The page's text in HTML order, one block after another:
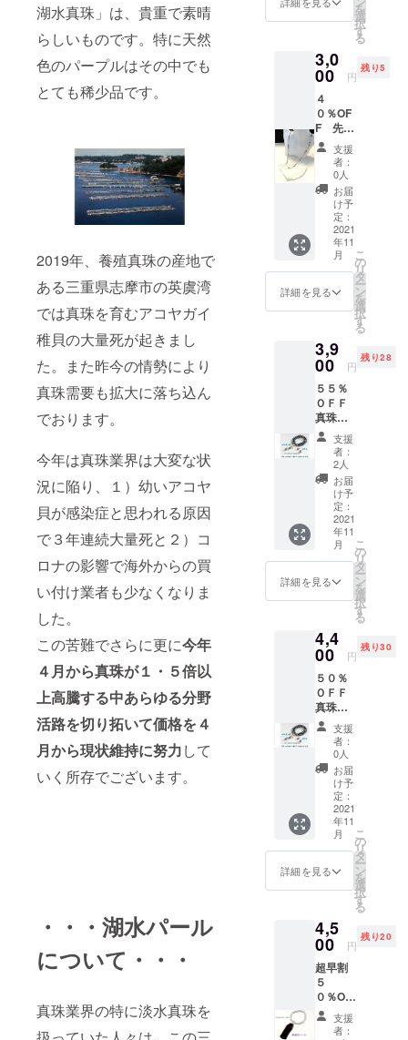
湖水真珠」は、貴重で素晴
らしいものです。特に天然
色のパープルはその中でも
とても稀少品です。
2019年、養殖真珠の産地で
ある三重県志摩市の英虞湾
では真珠を育むアコヤガイ
稚貝の大量死が起きまし
た。また昨今の情勢により
真珠需要も拡大に落ち込ん
でおります。
今年は真珠業界は大変な状
況に陥り、１）幼いアコヤ
貝が感染症と思われる原因
で３年連続大量死と２）コ
ロナの影響で海外からの買
い付け業者も少なくなりま
した。
この苦難でさらに更に今年
４月から真珠が１・５倍以
上高騰する中あらゆる分野
活路を切り拓いて価格を４
月から現状維持に努力して
いく所存でございます。
・・・湖水パール
について・・・
真珠業界の特に淡水真珠を
て お役
に立て
専用の
パーツ
はお付
け致し
ますが
不要な
方は
メッ
セージ
にてご
連絡を
下さい
ませ。
ネコポ
までに
発送さ
きま
す。
までに
きま
す。
を
選
択
す
る
3,0
00 円
残り5
４
０％OF
F 先着
８個/ ２
５００
落なマ
スク
チェー
ン（マ
スク
コー
ド） マ
スク
チェー
いにな
らない
ときは
金具を
繋げれ
ば ネッ
クレス
として
着用出
来ま
す。 ま
た専用
のパー
ツを使
用する
ことに
よって
て お役
に立て
専用の
パーツ
はお付
け致し
ますが
不要な
方は
メッ
セージ
にてご
連絡を
下さい
ませ。
ネコポ
までに
発送さ
せて頂
きま
す。
支援
者：
0人
お届
け予
定：
2021
年11
月
詳細を見る
こ
の
リ
タ
ー
ン
を
選
択
す
る
3,9
00 円
残り28
５５％
ＯＦＦ
真珠の
種類 貝
パール
（加工
パー
ル）
（あこ
や真珠
ではご
ざいま
せんの
で予め
ご了承
せ。）
★長さ
４５ｃ
ｍ前後
★クラ
スプ 花
冠（Ｓ
Ｖ真
鍮） ネ
コポス
にて１
１月２
０日ま
でに発
送させ
て頂き
ます。
支援
者：
2人
お届
け予
定：
2021
年11
月
詳細を見る
こ
の
リ
タ
ー
ン
を
選
択
す
る
4,4
00 円
残り30
５０％
ＯＦＦ
真珠の
種類 貝
パール
（加工
パー
ル）
（あこ
や真珠
ではご
ざいま
せんの
で予め
ご了承
せ。）
★長さ
４５ｃ
ｍ前後
★クラ
スプ 花
冠（Ｓ
Ｖ真
支援
者：
0人
お届
け予
定：
2021
年11
月
詳細を見る
こ
の
リ
タ
ー
ン
を
選
択
す
る
4,5
00 円
残り20
超早割
５
０％OF
F 高
級貝支援
者：